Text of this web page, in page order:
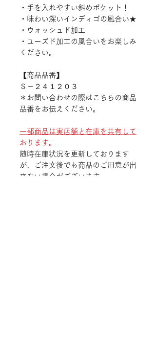
・手を入れやすい斜めポケット！
・味わい深いインディゴの風合い★
・ウォッシュド加工
・ユーズド加工の風合いをお楽しみ
ください。
【商品品番】
Ｓ－２４１２０３
＊お問い合わせの際はこちらの商品
品番をお伝えください。
一部商品は実店舗と在庫を共有して
おります。
随時在庫状況を更新しております
が、ご注文後でも商品のご用意が出
来ない場合がございます。